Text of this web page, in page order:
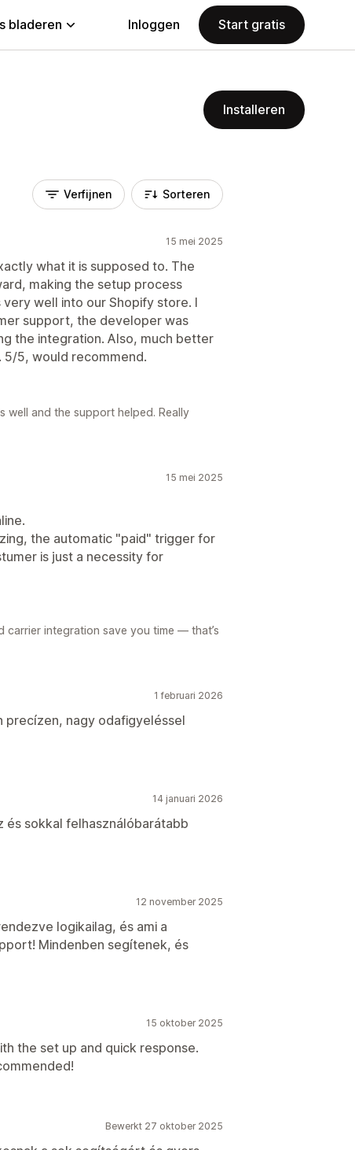
bladeren Inloggen Start gratis
Installeren
Verfijnen Sorteren
15 mei 2025
what it is supposed to. The
making the setup process
well into our Shopify store. I
support, the developer was
the integration. Also, much better
5, would recommend.
well and the support helped. Really
15 mei 2025
the automatic "paid" trigger for
is just a necessity for
carrier integration save you time — that’s
1 februari 2026
precízen, nagy odafigyeléssel
14 januari 2026
sokkal felhasználóbarátabb
12 november 2025
logikailag, és ami a
Mindenben segítenek, és
15 oktober 2025
the set up and quick response.
Bewerkt 27 oktober 2025